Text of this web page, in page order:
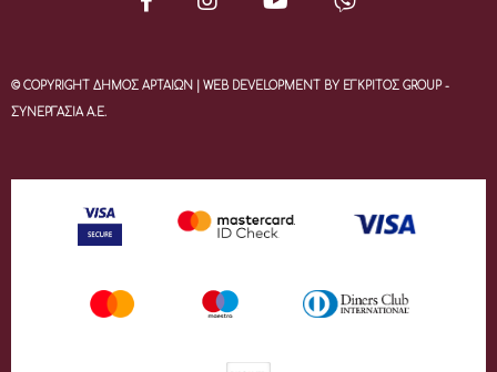
© COPYRIGHT ΔΗΜΟΣ ΑΡΤΑΙΩΝ | WEB DEVELOPMENT BY ΕΓΚΡΙΤΟΣ GROUP -
ΣΥΝΕΡΓΑΣΙΑ Α.Ε.